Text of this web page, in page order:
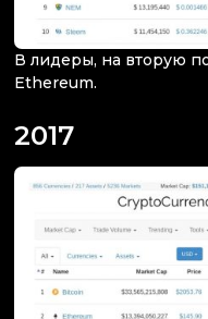
В лидеры, на вторую
Ethereum.
2017